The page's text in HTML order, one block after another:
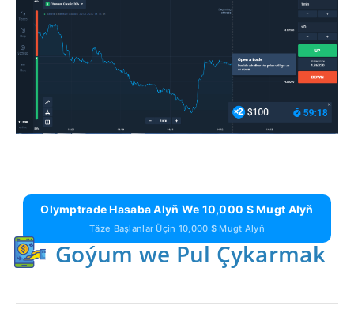
Olymptrade Hasaba Alyň We 10,000 $ Mugt Alyň
Täze Başlanlar Üçin 10,000 $ Mugt Alyň
Goýum we Pul Çykarmak